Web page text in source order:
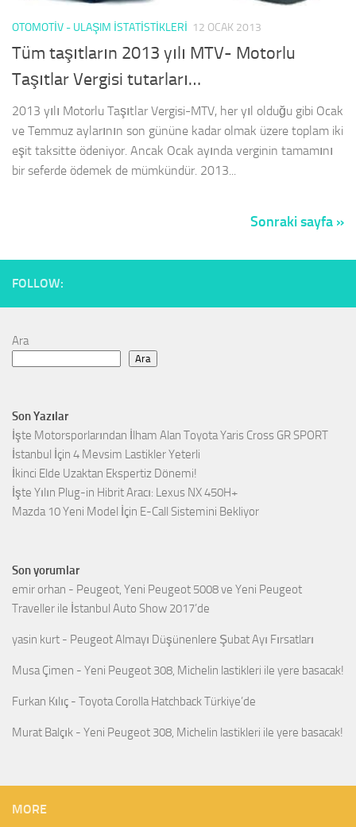
OTOMOTIV - ULAŞIM İSTATISTIKLERI 12 OCAK 2013
Tüm taşıtların 2013 yılı MTV- Motorlu
Taşıtlar Vergisi tutarları…
2013 yılı Motorlu Taşıtlar Vergisi-MTV, her yıl olduğu gibi Ocak
ve Temmuz aylarının son gününe kadar olmak üzere toplam iki
eşit taksitte ödeniyor. Ancak Ocak ayında verginin tamamını
bir seferde ödemek de mümkündür. 2013...
Sonraki sayfa »
FOLLOW:
Ara
Ara
Son Yazılar
İşte Motorsporlarından İlham Alan Toyota Yaris Cross GR SPORT
İstanbul İçin 4 Mevsim Lastikler Yeterli
İkinci Elde Uzaktan Ekspertiz Dönemi!
İşte Yılın Plug-in Hibrit Aracı: Lexus NX 450H+
Mazda 10 Yeni Model İçin E-Call Sistemini Bekliyor
Son yorumlar
emir orhan - Peugeot, Yeni Peugeot 5008 ve Yeni Peugeot
Traveller ile İstanbul Auto Show 2017’de
yasin kurt - Peugeot Almayı Düşünenlere Şubat Ayı Fırsatları
Musa Çimen - Yeni Peugeot 308, Michelin lastikleri ile yere basacak!
Furkan Kılıç - Toyota Corolla Hatchback Türkiye’de
Murat Balçık - Yeni Peugeot 308, Michelin lastikleri ile yere basacak!
MORE